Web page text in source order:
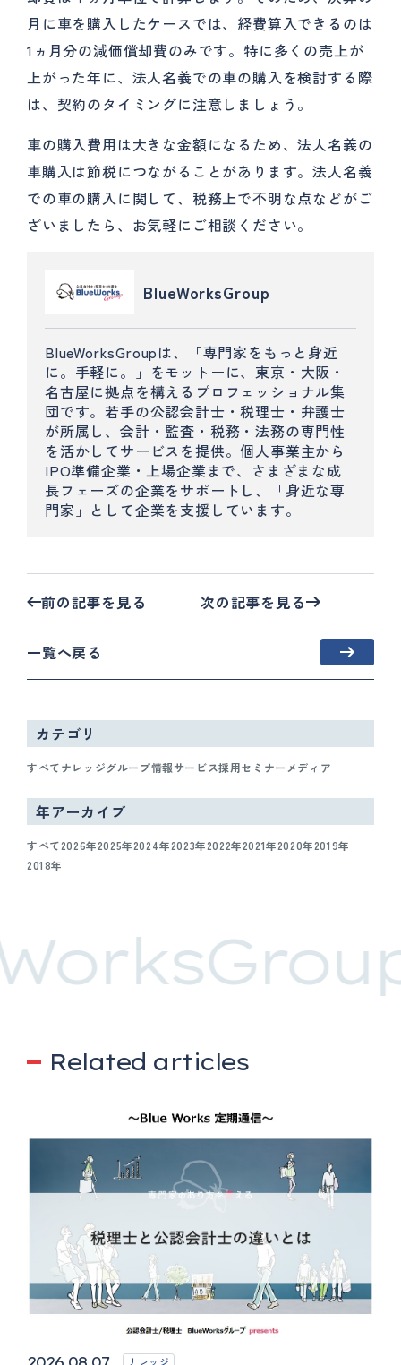
月に車を購入したケースでは、経費算入できるのは
1ヵ月分の減価償却費のみです。特に多くの売上が
上がった年に、法人名義での車の購入を検討する際
は、契約のタイミングに注意しましょう。
車の購入費用は大きな金額になるため、法人名義の
車購入は節税につながることがあります。法人名義
での車の購入に関して、税務上で不明な点などがご
ざいましたら、お気軽にご相談ください。
BlueWorksGroup
BlueWorksGroupは、「専門家をもっと身近
に。手軽に。」をモットーに、東京・大阪・
名古屋に拠点を構えるプロフェッショナル集
団です。若手の公認会計士・税理士・弁護士
が所属し、会計・監査・税務・法務の専門性
を活かしてサービスを提供。個人事業主から
IPO準備企業・上場企業まで、さまざまな成
長フェーズの企業をサポートし、「身近な専
門家」として企業を支援しています。
前の記事を見る 次の記事を見る
一覧へ戻る
カテゴリ
すべてナレッジグループ情報サービス採用セミナー メディア
年アーカイブ
すべて2026年2025年2024年2023年2022年2021年2020年2019年
2018年
Related articles
ナレッジ